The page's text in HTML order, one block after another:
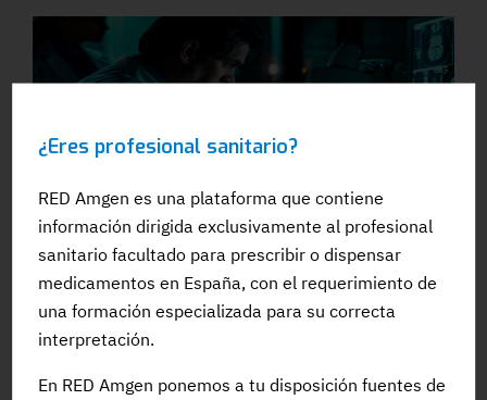
¿Eres profesional sanitario?
RED Amgen es una plataforma que contiene
información dirigida exclusivamente al profesional
sanitario facultado para prescribir o dispensar
medicamentos en España, con el requerimiento de
una formación especializada para su correcta
interpretación.
En RED Amgen ponemos a tu disposición fuentes de
30 ENE 2025
Una plataforma abierta facilita el uso de la IA en la
investigación biomédica
#Innovacion #Biotecnologia